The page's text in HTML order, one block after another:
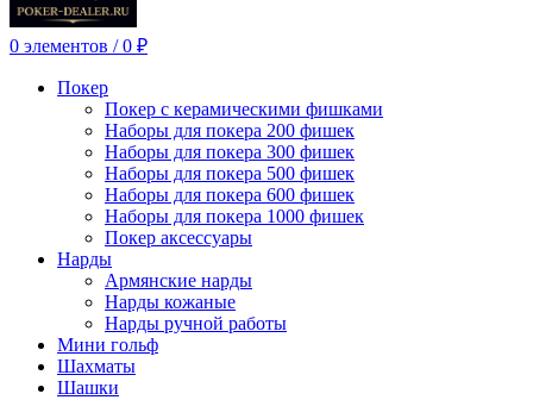
0 элементов / 0 ₽
Покер
Покер с керамическими фишками
Наборы для покера 200 фишек
Наборы для покера 300 фишек
Наборы для покера 500 фишек
Наборы для покера 600 фишек
Наборы для покера 1000 фишек
Покер аксессуары
Нарды
Армянские нарды
Нарды кожаные
Нарды ручной работы
Мини гольф
Шахматы
Шашки